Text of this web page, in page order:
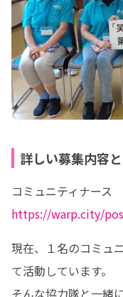
詳しい募集内容
https://warp.city/
現在、１名のコミュ
て活動しています。
そんな協力隊と一緒